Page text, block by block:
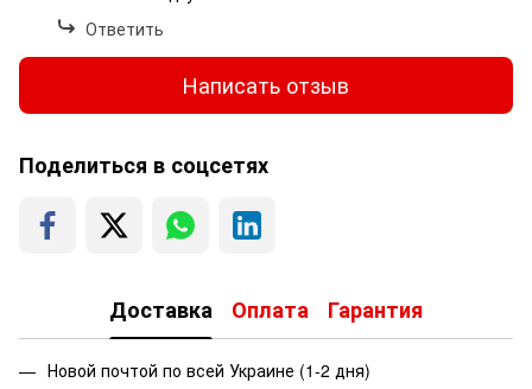
Ответить
Написать отзыв
Поделиться в соцсетях
Доставка Оплата Гарантия
Новой почтой по всей Украине (1-2 дня)